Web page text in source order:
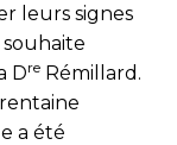
leurs signes
Dre Rémillard.
a été